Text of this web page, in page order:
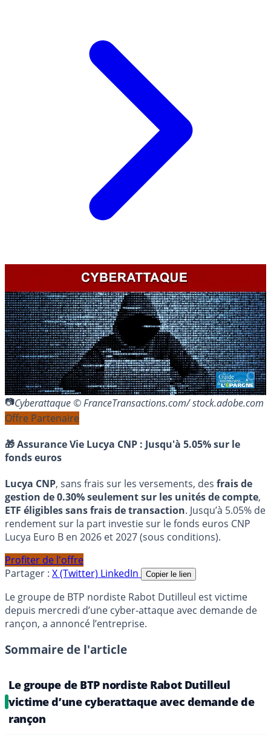
Cyberattaque © FranceTransactions.com/ stock.adobe.com
Offre Partenaire
🎁 Assurance Vie Lucya CNP : Jusqu'à 5.05% sur le
fonds euros
Lucya CNP, sans frais sur les versements, des frais de
gestion de 0.30% seulement sur les unités de compte,
ETF éligibles sans frais de transaction. Jusqu’à 5.05% de
rendement sur la part investie sur le fonds euros CNP
Lucya Euro B en 2026 et 2027 (sous conditions).
Profiter de l'offre
Partager : X (Twitter) LinkedIn Copier le lien
Le groupe de BTP nordiste Rabot Dutilleul est victime
depuis mercredi d’une cyber-attaque avec demande de
rançon, a annoncé l’entreprise.
Sommaire de l'article
Le groupe de BTP nordiste Rabot Dutilleul
victime d’une cyberattaque avec demande de
rançon